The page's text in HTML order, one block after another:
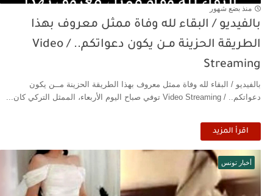
منذ بضع شهور
بالفيديو / البقاء لله وفاة ممثل معروف بهذا
الطريقة الحزينة مــن يكون دعواتكم.. / Video
Streaming
بالفيديو / البقاء لله وفاة ممثل معروف بهذا الطريقة الحزينة مــن يكون
دعواتكم.. / Video Streaming توفي صباح اليوم الأربعاء، الممثل التركي كان...
اقرأ المزيد
أخبار تونس